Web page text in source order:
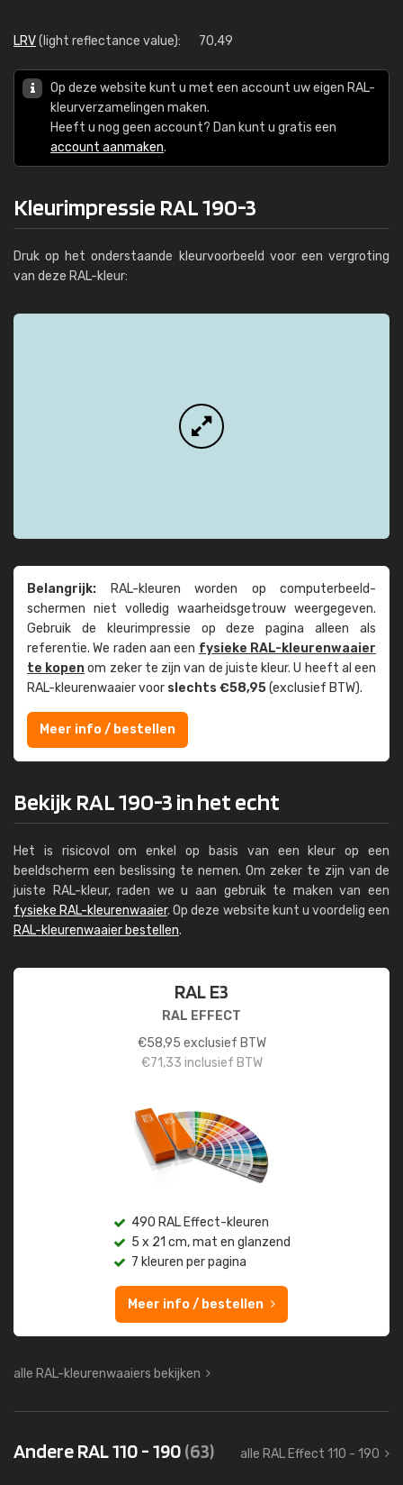
LRV(light reflectance value): 70,49
Op deze website kunt u met een account uw eigen RAL-
kleurverzamelingen maken.
Heeft u nog geen account? Dan kunt u gratis een
account aanmaken.
Kleurimpressie RAL 190-3
Druk op het onderstaande kleurvoorbeeld voor een vergroting
van deze RAL-kleur:
Belangrijk: RAL-kleuren worden op computer­beeld­
schermen niet volledig waarheids­­getrouw weer­gegeven.
Gebruik de kleur­impressie op deze pagina alleen als
referentie. We raden aan een fysieke RAL-kleuren­waaier
te kopenom zeker te zijn van de juiste kleur. U heeft al een
RAL-kleuren­waaier voor slechts €58,95(exclusief BTW).
Meer info / bestellen
Bekijk RAL 190-3 in het echt
Het is risicovol om enkel op basis van een kleur op een
beeldscherm een beslissing te nemen. Om zeker te zijn van de
juiste RAL-kleur, raden we u aan gebruik te maken van een
fysieke RAL-kleurenwaaier. Op deze website kunt u voordelig een
RAL-kleurenwaaier bestellen.
RAL E3
RAL EFFECT
€58,95 exclusief BTW
€71,33 inclusief BTW
490 RAL Effect-kleuren
5 x 21 cm, mat en glanzend
7 kleuren per pagina
Meer info / bestellen
alle RAL-kleurenwaaiers bekijken
Andere RAL 110 - 190(63) alle RAL Effect 110 - 190